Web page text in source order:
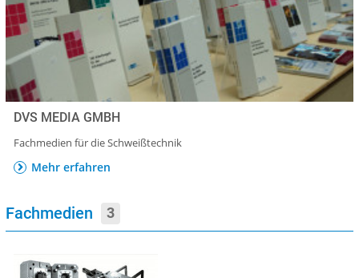
DVS MEDIA GMBH
Fachmedien für die Schweißtechnik
Mehr erfahren
Fachmedien 3